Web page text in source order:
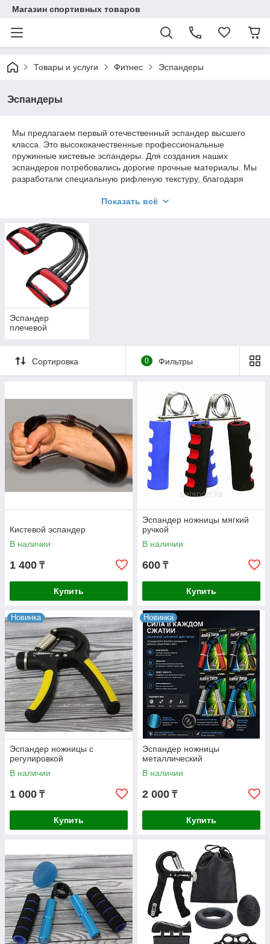
Магазин спортивных товаров
Товары и услуги Фитнес Эспандеры
Эспандеры
Мы предлагаем первый отечественный эспандер высшего
класса. Это высококачественные профессиональные
пружинные кистевые эспандеры. Для создания наших
эспандеров потребовались дорогие прочные материалы. Мы
разработали специальную рифленую текстуру, благодаря
Однако главное отличие наших кистевых эспандеров -
эспандер различных видов и направлений: эспандер
кистевой (его очень удобно носить в кармане), эспандер
плечевой для более активных занятий, даже эспандер для
ног, активно развивающий мышцы ног, бедер и ягодиц.
Любой эспандер отлично впишется в ваши тренировки и
принесет максимум пользы.
Показать всё
Эспандер
плечевой
Сортировка 0 Фильтры
Кистевой эспандер
В наличии
1 400 ₸
Купить
Эспандер ножницы мягкий
ручкой
В наличии
600 ₸
Купить
Новинка
Эспандер ножницы с
регулировкой
В наличии
1 000 ₸
Купить
Новинка
Эспандер ножницы
металлический
В наличии
2 000 ₸
Купить